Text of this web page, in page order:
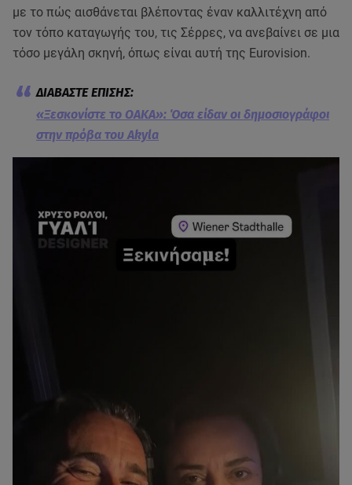
με το πώς αισθάνεται βλέποντας έναν καλλιτέχνη από
τον τόπο καταγωγής του, τις Σέρρες, να ανεβαίνει σε μια
τόσο μεγάλη σκηνή, όπως είναι αυτή της Eurovision.
«Ξεσκονίστε το ΟΑΚΑ»: Όσα είδαν οι δημοσιογράφοι
στην πρόβα του Akyla